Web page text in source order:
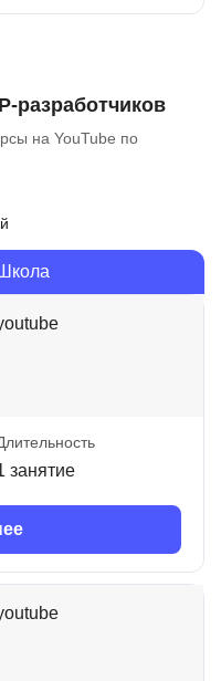
разработчиков
на YouTube по
Школа
занятие